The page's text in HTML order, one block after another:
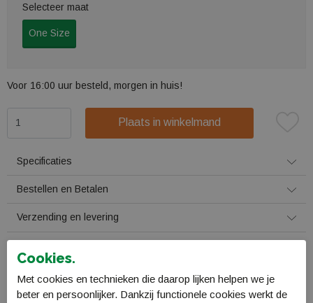
Selecteer maat
One Size
Voor 16:00 uur besteld, morgen in huis!
Plaats in winkelmand
Specificaties
Bestellen en Betalen
Verzending en levering
Gerelateerde producten
Cookies.
Met cookies en technieken die daarop lijken helpen we je
beter en persoonlijker. Dankzij functionele cookies werkt de